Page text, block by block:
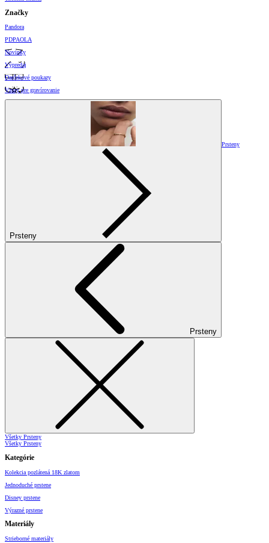
Značky
Pandora
PDPAOLA
Novinky
Výpredaj
Darčekové poukazy
Vzory pre gravírovanie
Prsteny
Prsteny
Prsteny
Všetky Prsteny
Všetky Prsteny
Kategórie
Kolekcia pozlátená 18K zlatom
Jednoduché prstene
Disney prstene
Výrazné prstene
Materiály
Strieborné materiály